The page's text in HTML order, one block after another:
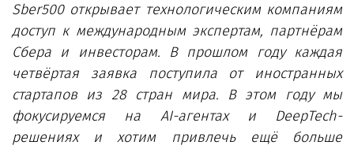
Sber500 открывает технологическим компаниям
доступ к международным экспертам, партнёрам
Сбера и инвесторам. В прошлом году
каждая
четвёртая заявка поступилаот иностранных
стартапов из 28 стран мира. В этом годумы
фокусируемся на AI-агентах и DeepTech-
решенияхихотим привлечь ещё больше